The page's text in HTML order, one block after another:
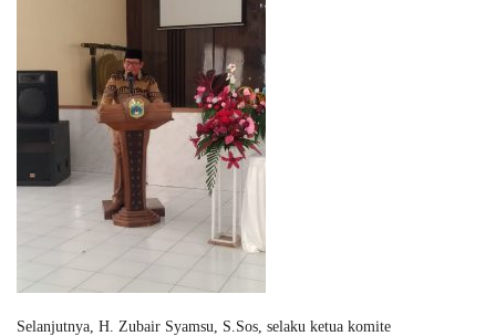
Selanjutnya, H. Zubair Syamsu, S.Sos, selaku ketua komite